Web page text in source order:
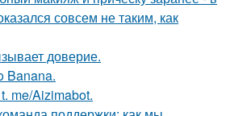
совсем не таким, как
доверие.
Banana.
me/Aizimabot.